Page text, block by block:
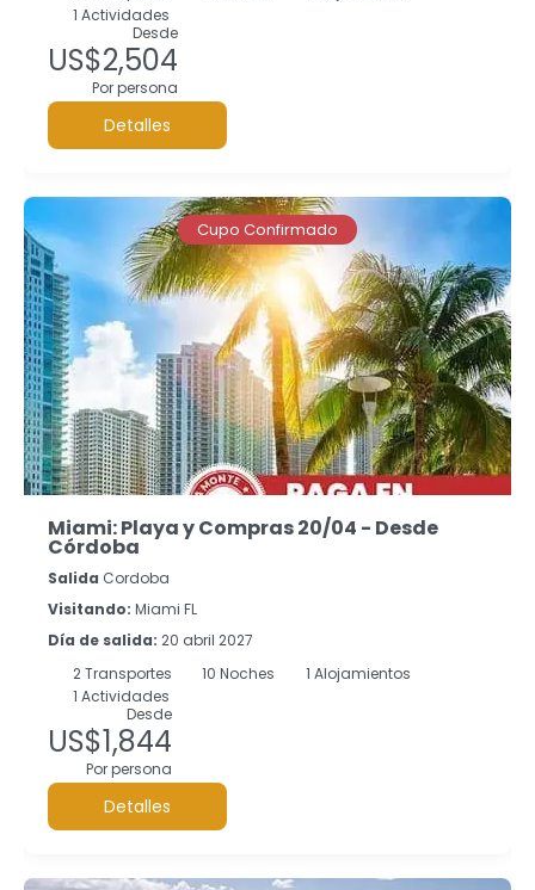
1 Actividades
Desde
US$2,504
Por persona
Detalles
Cupo Confirmado
Miami: Playa y Compras 20/04 - Desde
Córdoba
Salida Cordoba
Visitando: Miami FL
Día de salida: 20 abril 2027
2Transportes 10 Noches
1 Alojamientos
1 Actividades
Desde
US$1,844
Por persona
Detalles